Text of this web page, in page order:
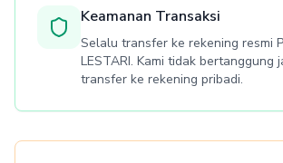
Keamanan Transaksi
Selalu transfer ke rekening resmi
LESTARI. Kami tidak bertanggung
transfer ke rekening pribadi.